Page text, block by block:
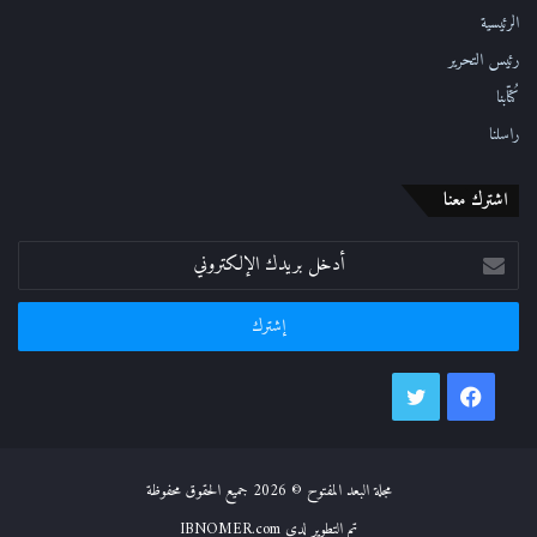
ي
الرئيسية
رئيس التحرير
كُتّابنا
راسلنا
اشترك معنا
أدخل
بريدك
الإلكتروني
فيسبوك
مجلة البعد المفتوح © 2026 جميع الحقوق محفوظة
تم التطوير لدي IBNOMER.com